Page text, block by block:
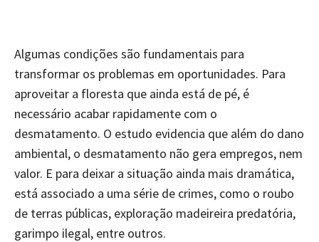
Algumas condições são fundamentais para
transformar os problemas em oportunidades. Para
aproveitar a floresta que ainda está de pé, é
necessário acabar rapidamente com o
desmatamento. O estudo evidencia que além do dano
ambiental, o desmatamento não gera empregos, nem
valor. E para deixar a situação ainda mais dramática,
está associado a uma série de crimes, como o roubo
de terras públicas, exploração madeireira predatória,
garimpo ilegal, entre outros.